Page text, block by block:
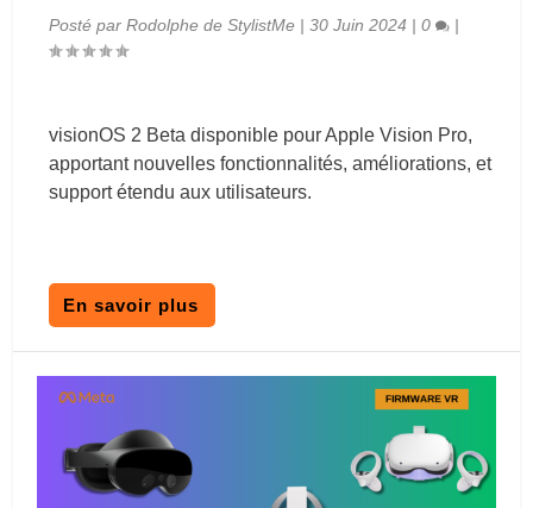
Posté parRodolphe de StylistMe |30 Juin 2024 |0 |
visionOS 2 Beta disponible pour Apple Vision Pro,
apportant nouvelles fonctionnalités, améliorations, et
support étendu aux utilisateurs.
En savoir plus